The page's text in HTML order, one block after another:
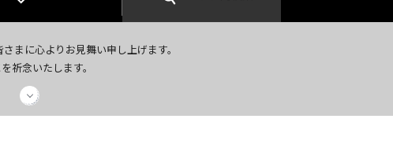
まに心よりお見舞い申し上げます。
祈念いたします。